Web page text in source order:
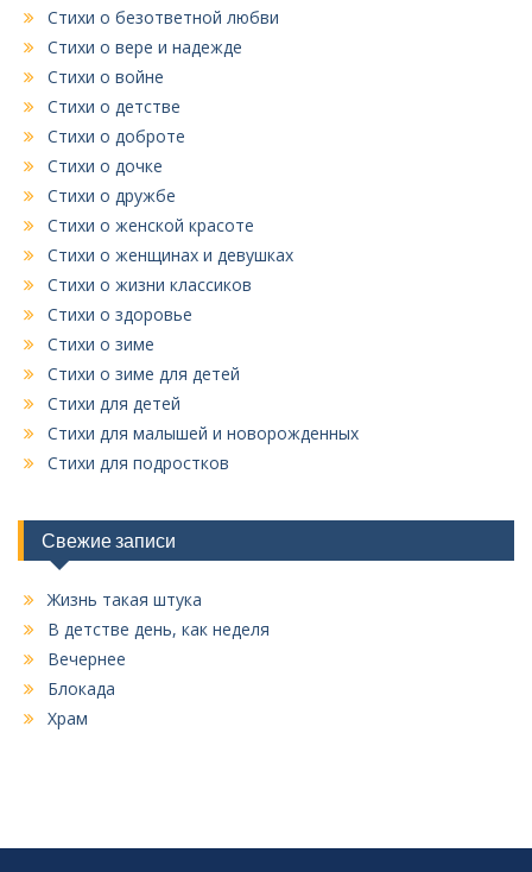
Стихи о безответной любви
Стихи о вере и надежде
Стихи о войне
Стихи о детстве
Стихи о доброте
Стихи о дочке
Стихи о дружбе
Стихи о женской красоте
Стихи о женщинах и девушках
Стихи о жизни классиков
Стихи о здоровье
Стихи о зиме
Стихи о зиме для детей
Стихи для детей
Стихи для малышей и новорожденных
Стихи для подростков
Свежие записи
Жизнь такая штука
В детстве день, как неделя
Вечернее
Блокада
Храм